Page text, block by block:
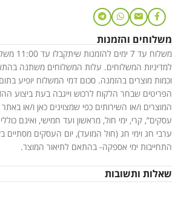
משלוחים והזמנות
משלוח עד
למדיניות המשלוחים. עלות המשלוחים משתנה
וכמות מוצרים בהזמנה. סכום דמי המשלוח יופיע
הפריטים שבחר הלקוח לרכוש וייגבה בעת ביצוע
המוצרים ו/או השירותים כפי שמצוינים כאן ו/או באתר
עסקים”, קרי, ימי חול, מראשון ועד חמישי, ואינם
התחייבות ימי אספקה- בהתאם לתיאור המוצר.
שאלות ותשובות